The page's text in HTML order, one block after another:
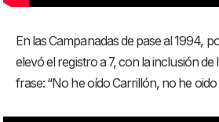
En las Campanadas de pase al 1994,
elevó el registro a 7, con la inclusión
frase: “No he oído Carrillón, no he oido